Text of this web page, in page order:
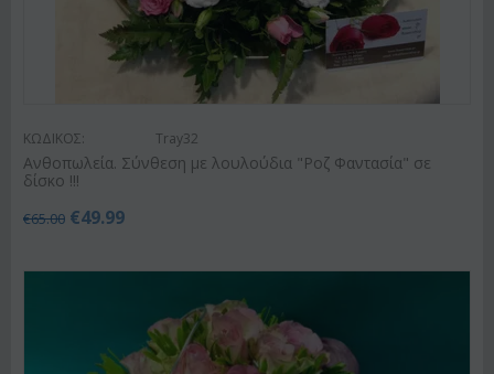
ΚΩΔΙΚΟΣ: Tray32
Ανθοπωλεία. Σύνθεση με λουλούδια "Ροζ Φαντασία" σε
δίσκο !!!
€65.00 €49.99